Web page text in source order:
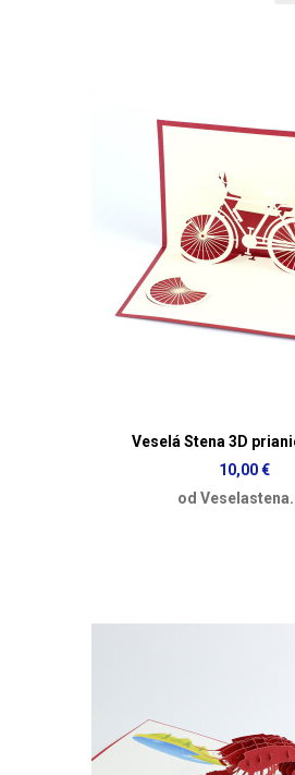
Veselá Stena 3D
10,00 €
od